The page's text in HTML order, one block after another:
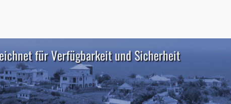
für Verfügbarkeit und Sicherheit